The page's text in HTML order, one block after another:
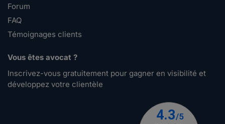
Forum
FAQ
Témoignages clients
Vous êtes avocat ?
Inscrivez-vous gratuitement pour gagner en visibilité et
développez votre clientèle